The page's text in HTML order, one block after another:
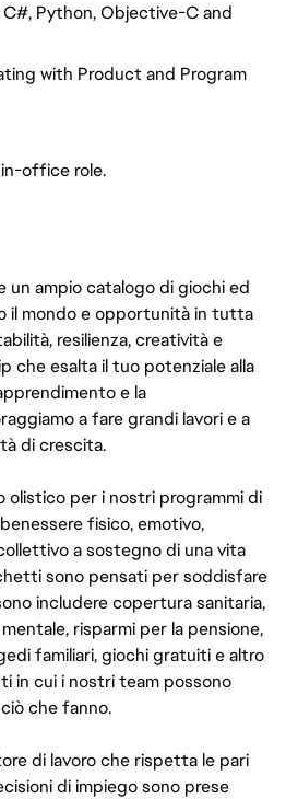
C#, Python, Objective-C and
with Product and Program
office role.
un ampio catalogo di giochi ed
il mondo e opportunità in tutta
resilienza, creatività e
che esalta il tuo potenziale alla
e la
a fare grandi lavori e a
di crescita.
per i nostri programmi di
fisico, emotivo,
a sostegno di una vita
sono pensati per soddisfare
includere copertura sanitaria,
risparmi per la pensione,
familiari, giochi gratuiti e altro
in cui i nostri team possono
che fanno.
di lavoro che rispetta le pari
di impiego sono prese